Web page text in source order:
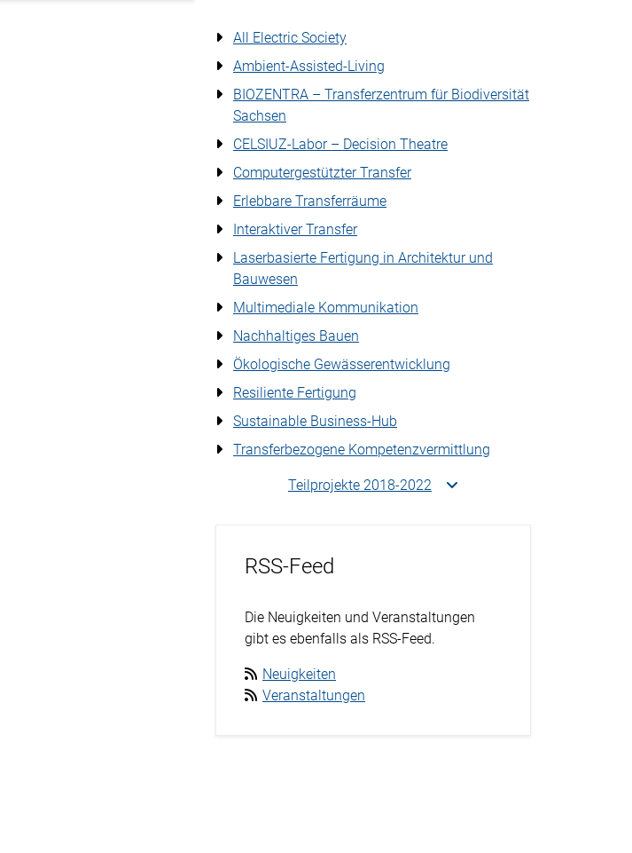
All Electric Society
Ambient-Assisted-Living
BIOZENTRA – Transferzentrum für Biodiversität
Sachsen
CELSIUZ-Labor – Decision Theatre
Computergestützter Transfer
Erlebbare Transferräume
Interaktiver Transfer
Laserbasierte Fertigung in Architektur und
Bauwesen
Multimediale Kommunikation
Nachhaltiges Bauen
Ökologische Gewässerentwicklung
Resiliente Fertigung
Sustainable Business-Hub
Transferbezogene Kompetenzvermittlung
Teilprojekte 2018-2022
RSS-Feed
Die Neuigkeiten und Veranstaltungen
gibt es ebenfalls als RSS-Feed.
Neuigkeiten
Veranstaltungen